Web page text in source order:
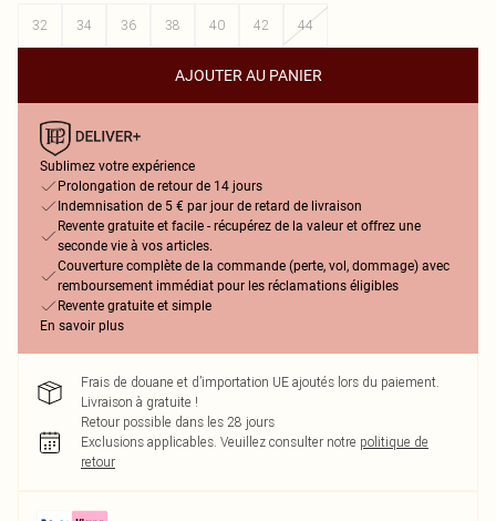
32
34 36 38 40 42 44
AJOUTER AU PANIER
Sublimez votre expérience
Prolongation de retour de 14 jours
Indemnisation de 5 € par jour de retard de livraison
Revente gratuite et facile - récupérez de la valeur et offrez une
seconde vie à vos articles.
Couverture complète de la commande (perte, vol, dommage) avec
remboursement immédiat pour les réclamations éligibles
Revente gratuite et simple
En savoir plus
Frais de douane et d’importation UE ajoutés lors du paiement.
Livraison à gratuite !
Retour possible dans les 28 jours
Exclusions applicables. Veuillez consulter notre politique de
retour